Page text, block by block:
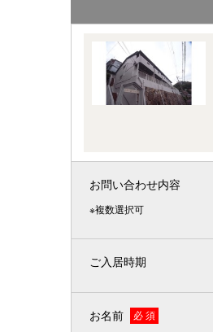
お問い合わせ内容
※複数選択可
ご入居時期
お名前 必 須